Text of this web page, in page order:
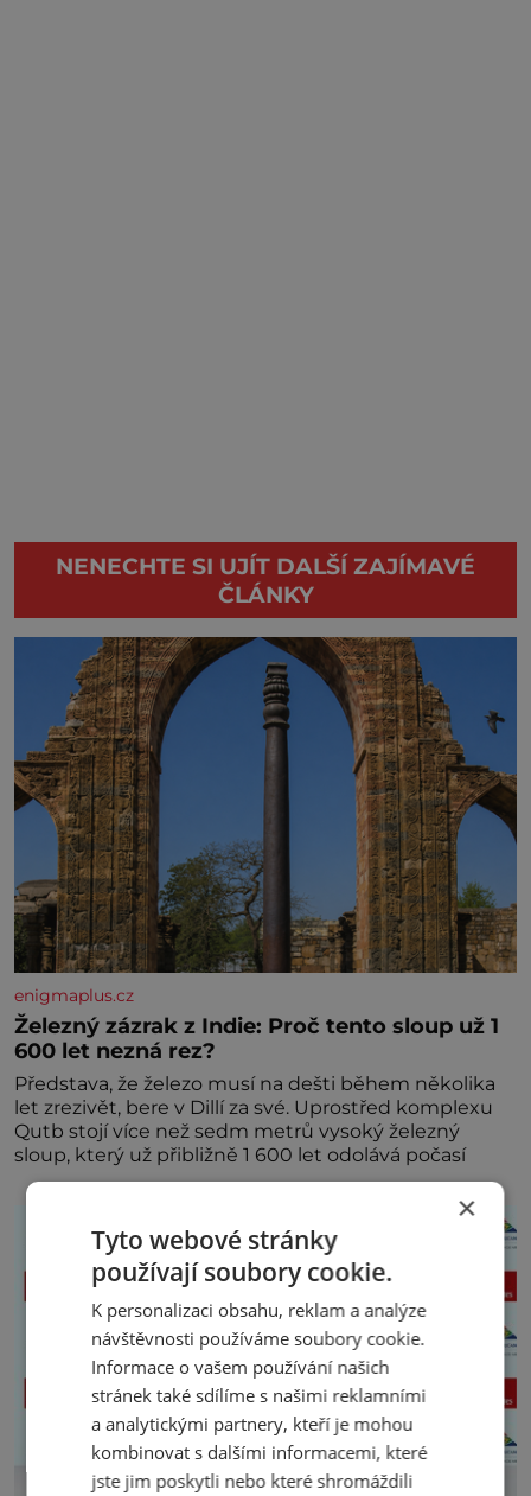
NENECHTE SI UJÍT DALŠÍ ZAJÍMAVÉ
ČLÁNKY
enigmaplus.cz
Železný zázrak z Indie: Proč tento sloup už 1
600 let nezná rez?
Představa, že železo musí na dešti během několika
let zrezivět, bere v Dillí za své. Uprostřed komplexu
Qutb stojí více než sedm metrů vysoký železný
sloup, který už přibližně 1 600 let odolává počasí
×
Tyto webové stránky
používají soubory cookie.
K personalizaci obsahu, reklam a analýze
návštěvnosti používáme soubory cookie.
Informace o vašem používání našich
stránek také sdílíme s našimi reklamními
a analytickými partnery, kteří je mohou
kombinovat s dalšími informacemi, které
jste jim poskytli nebo které shromáždili